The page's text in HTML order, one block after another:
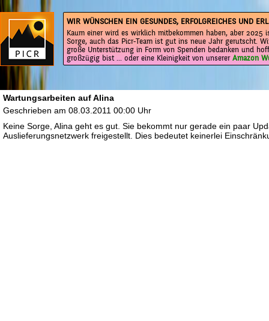
WIR WÜNSCHEN EIN GESUNDES, ERFOLGREICHES UND
Kaum einer wird es wirklich mitbekommen haben, aber 2025
Sorge, auch das Picr-Team ist gut ins neue Jahr gerutscht.
große Unterstützung in Form von Spenden bedanken und
großzügig bist ... oder eine Kleinigkeit von unsererAmazon
Wartungsarbeiten auf Alina
Geschrieben am 08.03.2011 00:00 Uhr
Keine Sorge, Alina geht es gut. Sie bekommt nur gerade ein paar
Auslieferungsnetzwerk freigestellt. Dies bedeutet keinerlei